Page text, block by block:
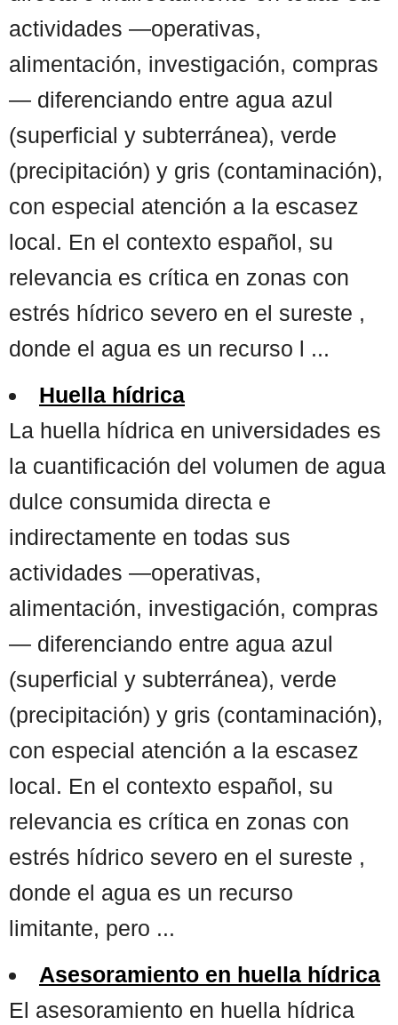
actividades —operativas,
alimentación, investigación, compras
— diferenciando entre agua azul
(superficial y subterránea), verde
(precipitación) y gris (contaminación),
con especial atención a la escasez
local. En el contexto español, su
relevancia es crítica en zonas con
estrés hídrico severo en el sureste ,
donde el agua es un recurso l ...
Huella hídrica
La huella hídrica en universidades es
la cuantificación del volumen de agua
dulce consumida directa e
indirectamente en todas sus
actividades —operativas,
alimentación, investigación, compras
— diferenciando entre agua azul
(superficial y subterránea), verde
(precipitación) y gris (contaminación),
con especial atención a la escasez
local. En el contexto español, su
relevancia es crítica en zonas con
estrés hídrico severo en el sureste ,
donde el agua es un recurso
limitante, pero ...
Asesoramiento en huella hídrica
El asesoramiento en huella hídrica